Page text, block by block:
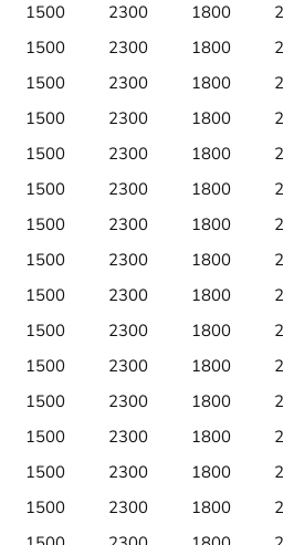
1500 2300 1800
1500 2300 1800
1500 2300 1800
1500 2300 1800
1500 2300 1800
1500 2300 1800
1500 2300 1800
1500 2300 1800
1500 2300 1800
1500 2300 1800
1500 2300 1800
1500 2300 1800
1500 2300 1800
1500 2300 1800
1500 2300 1800